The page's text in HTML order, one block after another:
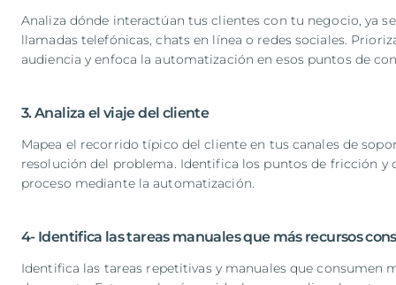
Analiza dónde interactúan tus clientes con tu negocio, ya
llamadas telefónicas, chats en línea o redes sociales.
audiencia y enfoca la automatización en esos puntos de
3. Analiza el viaje del cliente
Mapea el recorrido típico del cliente en tus canales de
resolución del problema. Identifica los puntos de fricción y
proceso mediante la automatización.
4- Identifica las tareas manuales que más recursos
Identifica las tareas repetitivas y manuales que consumen